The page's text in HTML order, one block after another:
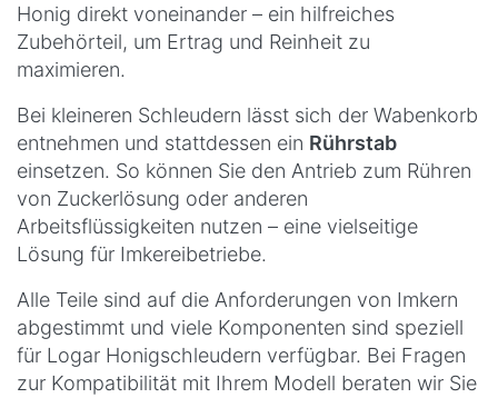
Honig direkt voneinander – ein hilfreiches
Zubehörteil, um Ertrag und Reinheit zu
maximieren.
Bei kleineren Schleudern lässt sich der Wabenkorb
entnehmen und stattdessen ein Rührstab
einsetzen. So können Sie den Antrieb zum Rühren
von Zuckerlösung oder anderen
Arbeitsflüssigkeiten nutzen – eine vielseitige
Lösung für Imkereibetriebe.
Alle Teile sind auf die Anforderungen von Imkern
abgestimmt und viele Komponenten sind speziell
für Logar Honigschleudern verfügbar. Bei Fragen
zur Kompatibilität mit Ihrem Modell beraten wir Sie